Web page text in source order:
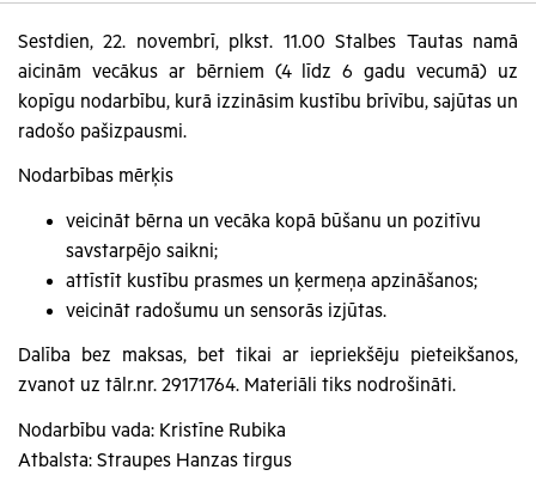
Sestdien, 22. novembrī, plkst. 11.00 Stalbes Tautas namā
aicinām vecākus ar bērniem (4 līdz 6 gadu vecumā) uz
kopīgu nodarbību, kurā izzināsim kustību brīvību, sajūtas un
radošo pašizpausmi.
Nodarbības mērķis
veicināt bērna un vecāka kopā būšanu un pozitīvu
savstarpējo saikni;
attīstīt kustību prasmes un ķermeņa apzināšanos;
veicināt radošumu un sensorās izjūtas.
Dalība bez maksas, bet tikai ar iepriekšēju pieteikšanos,
zvanot uz tālr.nr. 29171764. Materiāli tiks nodrošināti.
Nodarbību vada: Kristīne Rubika
Atbalsta: Straupes Hanzas tirgus